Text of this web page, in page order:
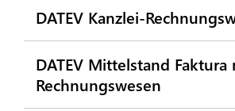
DATEV Kanzlei-
DATEV Mittelstand Faktura
Rechnungswesen